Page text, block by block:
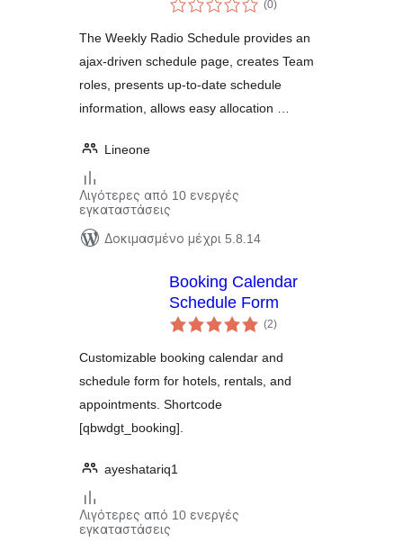
(0σύνολο
)
The Weekly Radio Schedule provides an
ajax-driven schedule page, creates Team
roles, presents up-to-date schedule
information, allows easy allocation …
Lineone
Λιγότερες από 10 ενεργές
εγκαταστάσεις
Δοκιμασμένο μέχρι 5.8.14
Booking Calendar
Schedule Form
(2αξιολογήσεις
σύνολο
)
Customizable booking calendar and
schedule form for hotels, rentals, and
appointments. Shortcode
[qbwdgt_booking].
ayeshatariq1
Λιγότερες από 10 ενεργές
εγκαταστάσεις